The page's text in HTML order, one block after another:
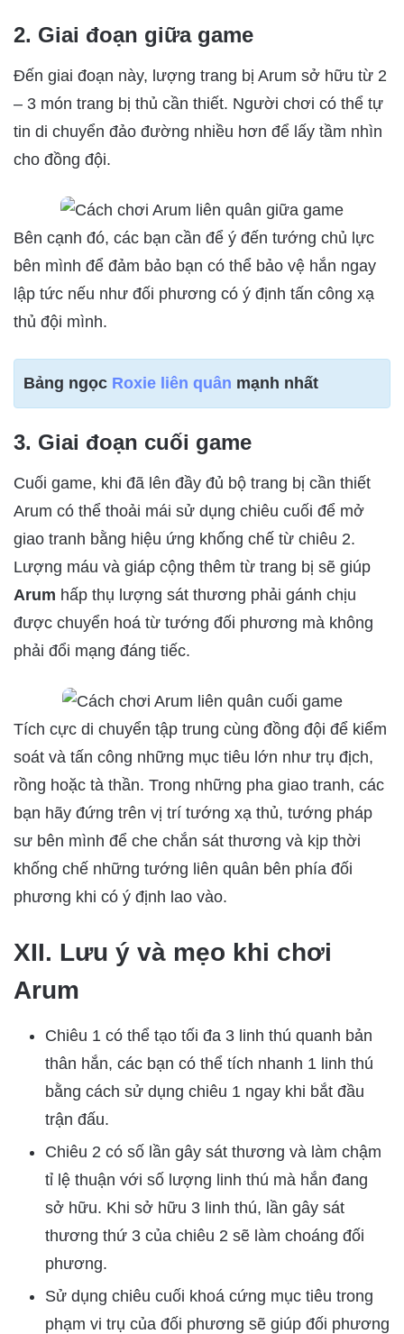
2. Giai đoạn giữa game
Đến giai đoạn này, lượng trang bị Arum sở hữu từ 2
– 3 món trang bị thủ cần thiết. Người chơi có thể tự
tin di chuyển đảo đường nhiều hơn để lấy tầm nhìn
cho đồng đội.
Bên cạnh đó, các bạn cần để ý đến tướng chủ lực
bên mình để đảm bảo bạn có thể bảo vệ hắn ngay
lập tức nếu như đối phương có ý định tấn công xạ
thủ đội mình.
Bảng ngọc Roxie liên quân mạnh nhất
3. Giai đoạn cuối game
Cuối game, khi đã lên đầy đủ bộ trang bị cần thiết
Arum có thể thoải mái sử dụng chiêu cuối để mở
giao tranh bằng hiệu ứng khống chế từ chiêu 2.
Lượng máu và giáp cộng thêm từ trang bị sẽ giúp
Arum hấp thụ lượng sát thương phải gánh chịu
được chuyển hoá từ tướng đối phương mà không
phải đổi mạng đáng tiếc.
Tích cực di chuyển tập trung cùng đồng đội để kiểm
soát và tấn công những mục tiêu lớn như trụ địch,
rồng hoặc tà thần. Trong những pha giao tranh, các
bạn hãy đứng trên vị trí tướng xạ thủ, tướng pháp
sư bên mình để che chắn sát thương và kịp thời
khống chế những tướng liên quân bên phía đối
phương khi có ý định lao vào.
XII. Lưu ý và mẹo khi chơi
Arum
Chiêu 1 có thể tạo tối đa 3 linh thú quanh bản
thân hắn, các bạn có thể tích nhanh 1 linh thú
bằng cách sử dụng chiêu 1 ngay khi bắt đầu
trận đấu.
Chiêu 2 có số lần gây sát thương và làm chậm
tỉ lệ thuận với số lượng linh thú mà hắn đang
sở hữu. Khi sở hữu 3 linh thú, lần gây sát
thương thứ 3 của chiêu 2 sẽ làm choáng đối
phương.
Sử dụng chiêu cuối khoá cứng mục tiêu trong
phạm vi trụ của đối phương sẽ giúp đối phương